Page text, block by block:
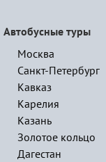
Автобусные туры
Москва
Санкт-Петербург
Кавказ
Карелия
Казань
Золотое кольцо
Дагестан